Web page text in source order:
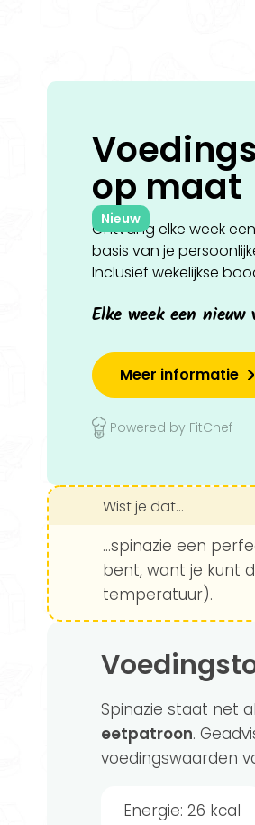
op maat
Nieuw
Ontvang elke week
basis van je
Inclusief wekelijkse
Elke week een
Meer informatie
Powered by FitChef
Wist je dat...
...spinazie een
bent, want je kunt
temperatuur).
Spinazie staat net
eetpatroon.
voedingswaarden
Energie: 26 kcal